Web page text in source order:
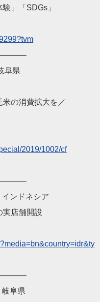
」「SDGs」
阜県
の消費拡大を／
2019/1002/cf
ンドネシア
実店舗開設
阜県